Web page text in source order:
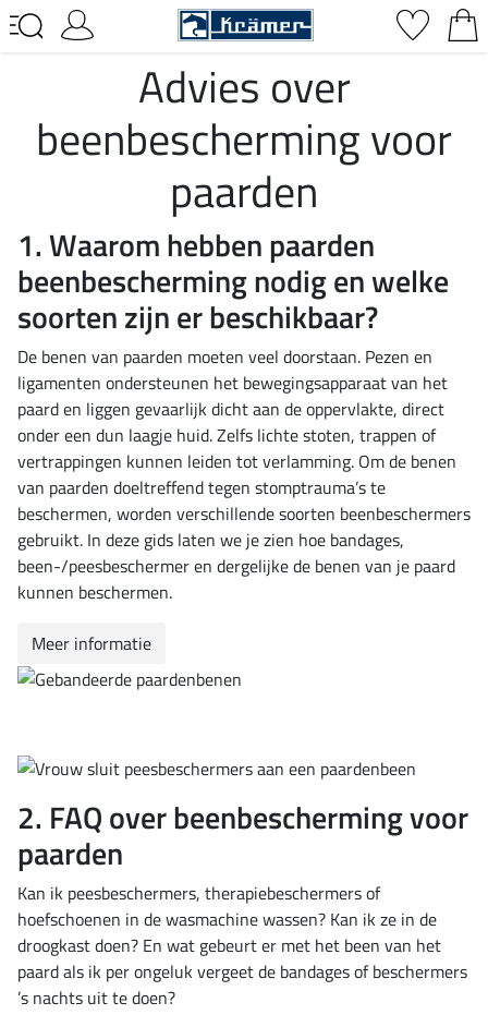
Advies over
beenbescherming voor
paarden
1. Waarom hebben paarden
beenbescherming nodig en welke
soorten zijn er beschikbaar?
De benen van paarden moeten veel doorstaan. Pezen en
ligamenten ondersteunen het bewegingsapparaat van het
paard en liggen gevaarlijk dicht aan de oppervlakte, direct
onder een dun laagje huid. Zelfs lichte stoten, trappen of
vertrappingen kunnen leiden tot verlamming. Om de benen
van paarden doeltreffend tegen stomptrauma’s te
beschermen, worden verschillende soorten beenbeschermers
gebruikt. In deze gids laten we je zien hoe bandages,
been-/peesbeschermer en dergelijke de benen van je paard
kunnen beschermen.
Meer informatie
2. FAQ over beenbescherming voor
paarden
Kan ik peesbeschermers, therapiebeschermers of
hoefschoenen in de wasmachine wassen? Kan ik ze in de
droogkast doen? En wat gebeurt er met het been van het
paard als ik per ongeluk vergeet de bandages of beschermers
’s nachts uit te doen?